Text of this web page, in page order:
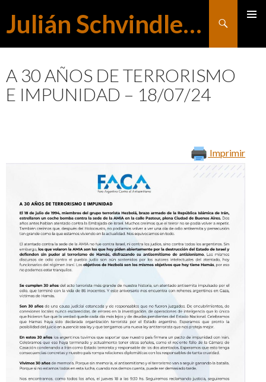
Julián Schvindlerman
Buscar
AL
A 30 AÑOS DE TERRORISMO
E IMPUNIDAD – 18/07/24
Imprimir